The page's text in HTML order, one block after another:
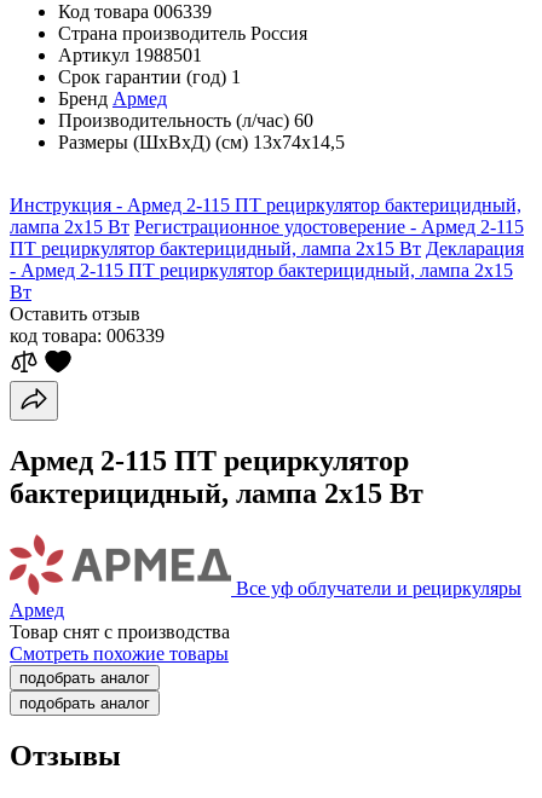
Код товара 006339
Страна производитель Россия
Артикул 1988501
Срок гарантии (год) 1
Бренд Армед
Производительность (л/час) 60
Размеры (ШхВхД) (см) 13х74х14,5
Инструкция - Армед 2-115 ПТ рециркулятор бактерицидный,
лампа 2х15 Вт Регистрационное удостоверение - Армед 2-115
ПТ рециркулятор бактерицидный, лампа 2х15 Вт Декларация
- Армед 2-115 ПТ рециркулятор бактерицидный, лампа 2х15
Вт
Оставить отзыв
код товара: 006339
Армед 2-115 ПТ рециркулятор
бактерицидный, лампа 2х15 Вт
Все уф облучатели и рециркуляры
Армед
Товар снят с производства
Смотреть похожие товары
подобрать аналог
подобрать аналог
Отзывы